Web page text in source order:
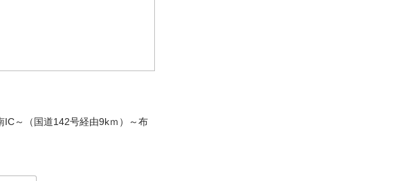
～（国道142号経由9kｍ）～布